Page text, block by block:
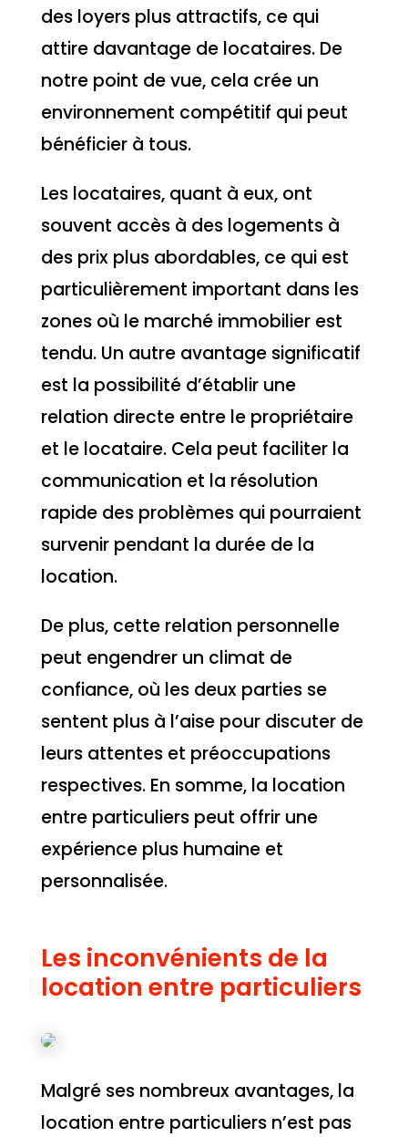
des loyers plus attractifs, ce qui
attire davantage de locataires. De
notre point de vue, cela crée un
environnement compétitif qui peut
bénéficier à tous.
Les locataires, quant à eux, ont
souvent accès à des logements à
des prix plus abordables, ce qui est
particulièrement important dans les
zones où le marché immobilier est
tendu. Un autre avantage significatif
est la possibilité d’établir une
relation directe entre le propriétaire
et le locataire. Cela peut faciliter la
communication et la résolution
rapide des problèmes qui pourraient
survenir pendant la durée de la
location.
De plus, cette relation personnelle
peut engendrer un climat de
confiance, où les deux parties se
sentent plus à l’aise pour discuter de
leurs attentes et préoccupations
respectives. En somme, la location
entre particuliers peut offrir une
expérience plus humaine et
personnalisée.
Les inconvénients de la
location entre particuliers
Malgré ses nombreux avantages, la
location entre particuliers n’est pas